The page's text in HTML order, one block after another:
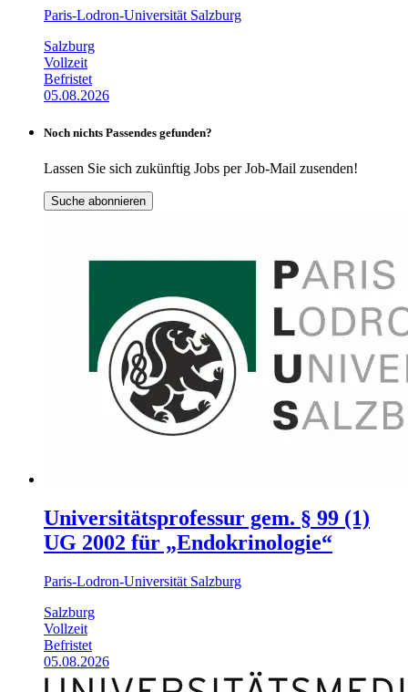
Paris-Lodron-Universität Salzburg
Salzburg
Vollzeit
Befristet
05.08.2026
Noch nichts Passendes gefunden?
Lassen Sie sich zukünftig Jobs per Job-Mail zusenden!
Suche abonnieren
Universitätsprofessur gem. § 99 (1)
UG 2002 für „Endokrinologie“
Paris-Lodron-Universität Salzburg
Salzburg
Vollzeit
Befristet
05.08.2026